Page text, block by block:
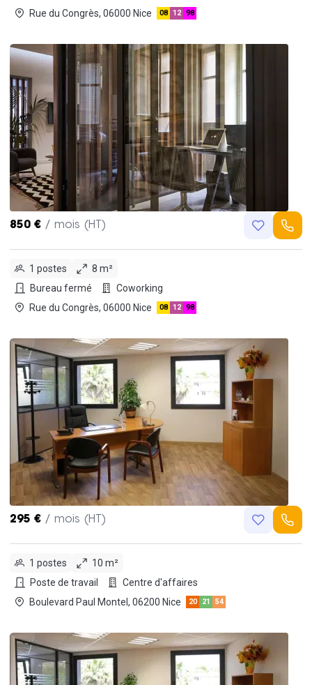
Rue du Congrès, 06000 Nice
08 12 98
850 € / mois (HT)
1 postes
8 m²
Bureau fermé
Coworking
Rue du Congrès, 06000 Nice
08 12 98
295 € / mois (HT)
1 postes
10 m²
Poste de travail
Centre d'affaires
Boulevard Paul Montel, 06200 Nice
20 21 54